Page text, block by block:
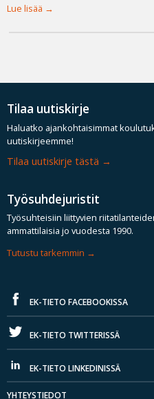
Lue lisää
Tilaa uutiskirje
Haluatko ajankohtaisimmat
uutiskirjeemme!
Tilaa uutiskirje tästä
Työsuhdejuristit
Työsuhteisiin liittyvien
ammattilaisia jo vuodesta 1990.
Tutustu tarkemmin
EK-TIETO FACEBOOKISSA
EK-TIETO TWITTERISSÄ
EK-TIETO LINKEDINISSÄ
YHTEYSTIEDOT